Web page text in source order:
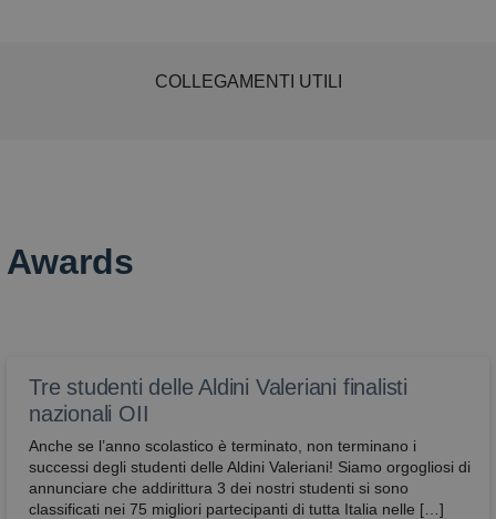
COLLEGAMENTI UTILI
Awards
Tre studenti delle Aldini Valeriani finalisti
nazionali OII
Anche se l’anno scolastico è terminato, non terminano i
successi degli studenti delle Aldini Valeriani! Siamo orgogliosi di
annunciare che addirittura 3 dei nostri studenti si sono
classificati nei 75 migliori partecipanti di tutta Italia nelle […]